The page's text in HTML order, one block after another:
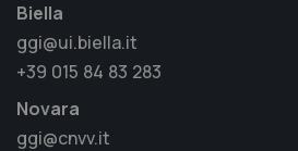
Biella
ggi@ui.biella.it
+39 015 84 83 283
Novara
ggi@cnvv.it